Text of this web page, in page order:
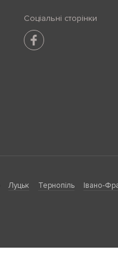
Соціальні сторінки
Луцьк Тернопіль Івано-